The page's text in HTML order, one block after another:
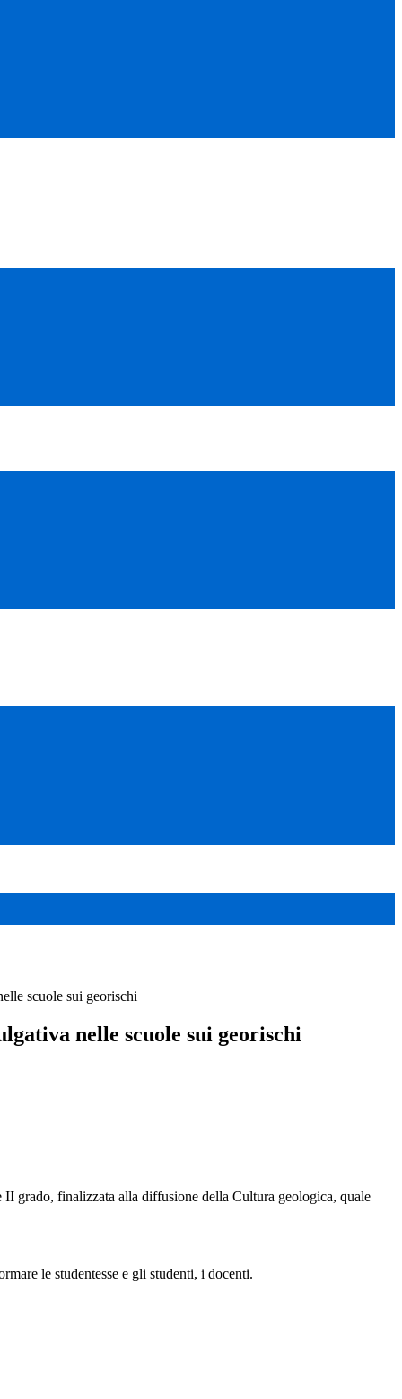
scuole sui georischi
nelle scuole sui georischi
grado, finalizzata alla diffusione della Cultura geologica, quale
le studentesse e gli studenti, i docenti.